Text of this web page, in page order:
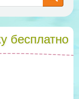
бесплатно